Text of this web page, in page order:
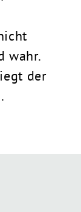
wahr.
der